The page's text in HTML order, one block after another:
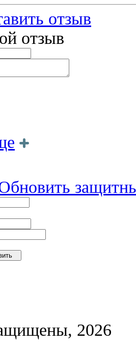
отзыв
отзыв
2026